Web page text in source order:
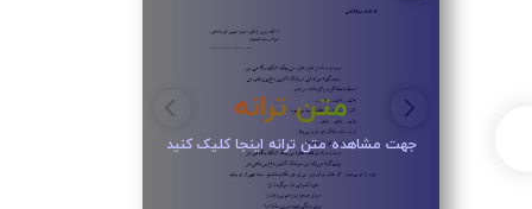
متن ترانه
جهت مشاهده متن ترانه اینجا کلیک کنید